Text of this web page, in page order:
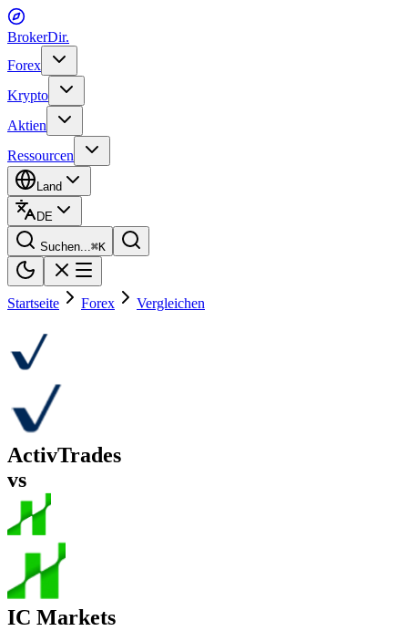
BrokerDir.
Forex
Krypto
Aktien
Ressourcen
Land
DE
Suchen...⌘K
Startseite Forex Vergleichen
ActivTrades
vs
IC Markets